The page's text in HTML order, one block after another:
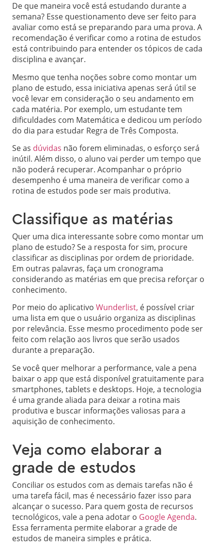
De que maneira você está estudando durante a
semana? Esse questionamento deve ser feito para
avaliar como está se preparando para uma prova. A
recomendação é verificar como a rotina de estudos
está contribuindo para entender os tópicos de cada
disciplina e avançar.
Mesmo que tenha noções sobre como montar um
plano de estudo, essa iniciativa apenas será útil se
você levar em consideração o seu andamento em
cada matéria. Por exemplo, um estudante tem
dificuldades com Matemática e dedicou um período
do dia para estudar Regra de Três Composta.
Se as dúvidas não forem eliminadas, o esforço será
inútil. Além disso, o aluno vai perder um tempo que
não poderá recuperar. Acompanhar o próprio
desempenho é uma maneira de verificar como a
rotina de estudos pode ser mais produtiva.
Classifique as matérias
Quer uma dica interessante sobre como montar um
plano de estudo? Se a resposta for sim, procure
classificar as disciplinas por ordem de prioridade.
Em outras palavras, faça um cronograma
considerando as matérias em que precisa reforçar o
conhecimento.
Por meio do aplicativo Wunderlist, é possível criar
uma lista em que o usuário organiza as disciplinas
por relevância. Esse mesmo procedimento pode ser
feito com relação aos livros que serão usados
durante a preparação.
Se você quer melhorar a performance, vale a pena
baixar o app que está disponível gratuitamente para
smartphones, tablets e desktops. Hoje, a tecnologia
é uma grande aliada para deixar a rotina mais
produtiva e buscar informações valiosas para a
aquisição de conhecimento.
Veja como elaborar a
grade de estudos
Conciliar os estudos com as demais tarefas não é
uma tarefa fácil, mas é necessário fazer isso para
alcançar o sucesso. Para quem gosta de recursos
tecnológicos, vale a pena adotar o Google Agenda.
Essa ferramenta permite elaborar a grade de
estudos de maneira simples e prática.